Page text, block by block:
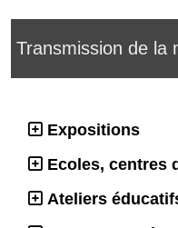
Transmission de la
Expositions
Ecoles, centres
Ateliers